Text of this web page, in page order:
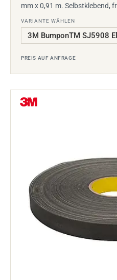
mm x 0,91 m. Selbstklebend,
VARIANTE WÄHLEN
PREIS AUF ANFRAGE